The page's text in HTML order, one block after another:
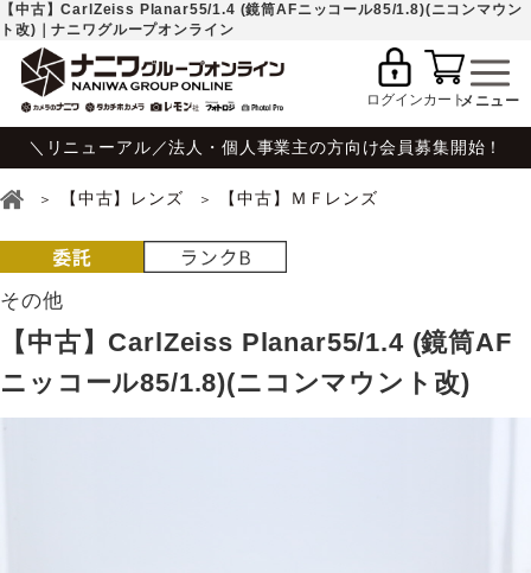
【中古】CarlZeiss Planar55/1.4 (鏡筒AFニッコール85/1.8)(ニコンマウン
ト改)｜ナニワグループオンライン
ログインカート
＼リニューアル／法人・個人事業主の方向け会員募集開始！
【中古】レンズ 【中古】ＭＦレンズ
その他
【中古】CarlZeiss Planar55/1.4 (鏡筒AF
ニッコール85/1.8)(ニコンマウント改)